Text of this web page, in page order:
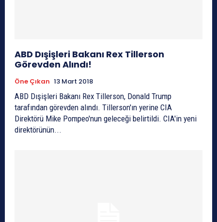
ABD Dışişleri Bakanı Rex Tillerson
Görevden Alındı!
Öne Çıkan 13 Mart 2018
ABD Dışişleri Bakanı Rex Tillerson, Donald Trump
tarafından görevden alındı. Tillerson'ın yerine CIA
Direktörü Mike Pompeo'nun geleceği belirtildi. CIA'in yeni
direktörünün...